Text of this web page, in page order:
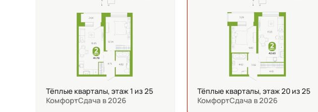
Тёплые кварталы, этаж 1 из 25
КомфортСдача в 2026
Тёплые кварталы, этаж 20 из 25
КомфортСдача в 2026